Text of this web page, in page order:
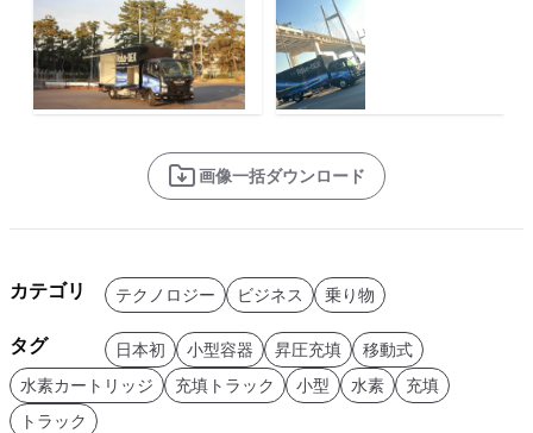
画像一括ダウンロード
カテゴリ テクノロジー ビジネス 乗り物
タグ 日本初 小型容器 昇圧充填
移動式
水素カートリッジ
充填トラック 小型 水素
充填
トラック